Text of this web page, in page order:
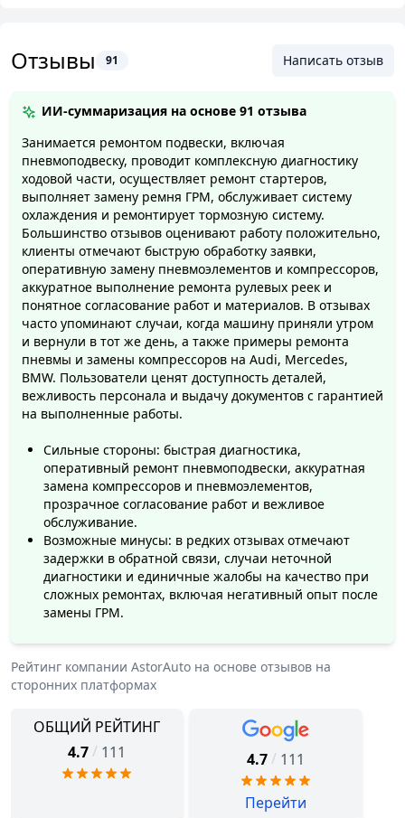
Отзывы 91 Написать отзыв
ИИ-суммаризация на основе 91 отзыва
Занимается ремонтом подвески, включая
пневмоподвеску, проводит комплексную диагностику
ходовой части, осуществляет ремонт стартеров,
выполняет замену ремня ГРМ, обслуживает систему
охлаждения и ремонтирует тормозную систему.
Большинство отзывов оценивают работу положительно,
клиенты отмечают быструю обработку заявки,
оперативную замену пневмоэлементов и компрессоров,
аккуратное выполнение ремонта рулевых реек и
понятное согласование работ и материалов. В отзывах
часто упоминают случаи, когда машину приняли утром
и вернули в тот же день, а также примеры ремонта
пневмы и замены компрессоров на Audi, Mercedes,
BMW. Пользователи ценят доступность деталей,
вежливость персонала и выдачу документов с гарантией
на выполненные работы.
Сильные стороны: быстрая диагностика,
оперативный ремонт пневмоподвески, аккуратная
замена компрессоров и пневмоэлементов,
прозрачное согласование работ и вежливое
обслуживание.
Возможные минусы: в редких отзывах отмечают
задержки в обратной связи, случаи неточной
диагностики и единичные жалобы на качество при
сложных ремонтах, включая негативный опыт после
замены ГРМ.
Рейтинг компании AstorAuto на основе отзывов на
сторонних платформах
ОБЩИЙ РЕЙТИНГ
4.7 / 111 4.7 / 111
Перейти